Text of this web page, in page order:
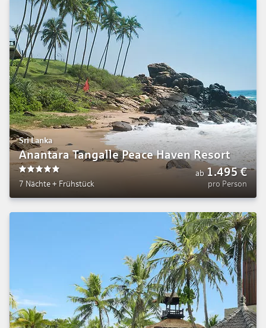
Sri Lanka
Anantara Tangalle Peace Haven Resort
7 Nächte + Frühstück
ab 1.495€
pro Person